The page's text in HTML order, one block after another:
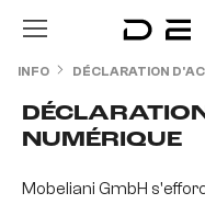
Passer au contenu
INFO DÉCLARATION
NUMÉRIQUE
Mobeliani GmbH